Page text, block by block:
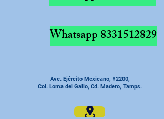
Whatsapp8331512829
Ave. Ejército Mexicano, #2200,
Col. Loma del Gallo, Cd. Madero, Tamps.